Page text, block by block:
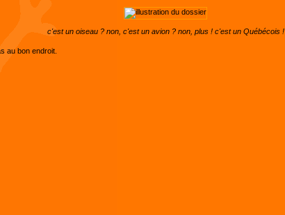
c'est un oiseau ? non, c'est un avion ? non, plus ! c'est un Québécois !
au bon endroit.